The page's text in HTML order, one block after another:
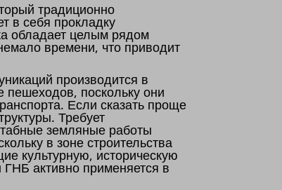
традиционно
в себя прокладку
обладает целым рядом
времени, что приводит
производится в
пешеходов, поскольку они
Если сказать проще
Требует
земляные работы
в зоне строительства
культурную, историческую
активно применяется в